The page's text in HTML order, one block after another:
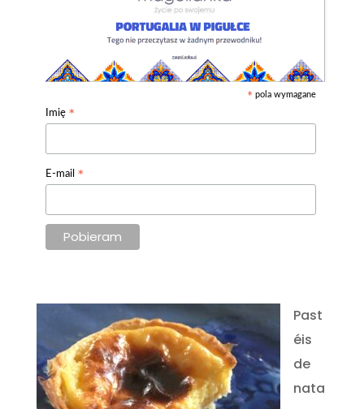
* pola wymagane
Imię *
E-mail *
Past
éis
de
nata